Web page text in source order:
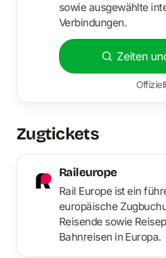
sowie ausgewählte
Verbindungen.
Zeiten
Zugtickets
Raileurope
Rail Europe ist ein
europäische
Reisende sowie
Bahnreisen in Europa.